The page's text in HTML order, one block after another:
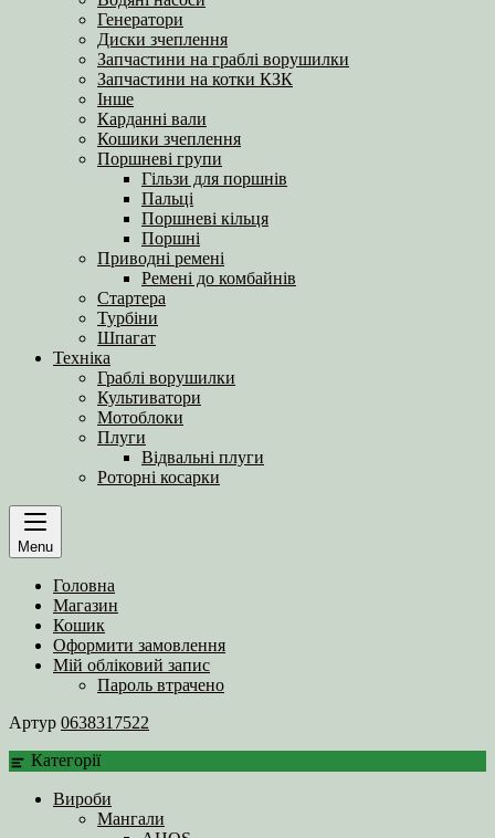
Генератори
Диски зчеплення
Запчастини на граблі ворушилки
Запчастини на котки КЗК
Інше
Карданні вали
Кошики зчеплення
Поршневі групи
Гільзи для поршнів
Пальці
Поршневі кільця
Поршні
Приводні ремені
Ремені до комбайнів
Стартера
Турбіни
Шпагат
Техніка
Граблі ворушилки
Культиватори
Мотоблоки
Плуги
Відвальні плуги
Роторні косарки
Menu
Головна
Магазин
Кошик
Оформити замовлення
Мій обліковий запис
Пароль втрачено
Артур 0638317522
Категорії
Вироби
Мангали